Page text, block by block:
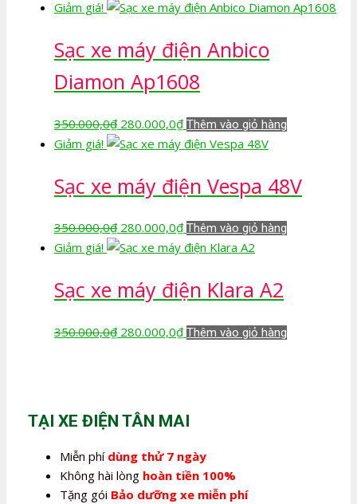
gốc
350.000,0₫.
hiện
là:
280.000,0₫.
Giảm giá!
Sạc xe máy điện Anbico
Diamon Ap1608
350.000,0₫ Giá
gốc
350.000,0₫.
280.000,0₫Giá
hiện
là:
280.000,0₫.
Thêm vào giỏ hàng
Giảm giá!
Sạc xe máy điện Vespa 48V
350.000,0₫ Giá
gốc
350.000,0₫.
280.000,0₫Giá
hiện
là:
280.000,0₫.
Thêm vào giỏ hàng
Giảm giá!
Sạc xe máy điện Klara A2
350.000,0₫ Giá
280.000,0₫Giá
Thêm vào giỏ hàng
TẠI XE ĐIỆN TÂN MAI
Miễn phí dùng thử 7 ngày
Không hài lòng hoàn tiền 100%
Tặng gói Bảo dưỡng xe miễn phí